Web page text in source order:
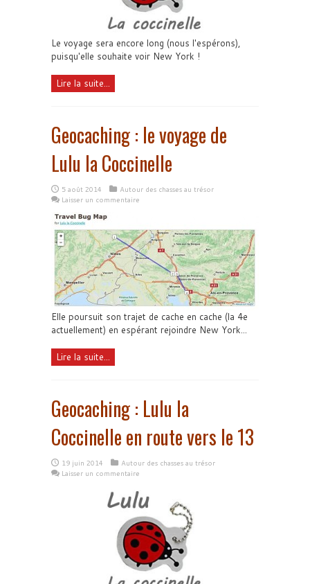
Le voyage sera encore long (nous l'espérons),
puisqu'elle souhaite voir New York !
Lire la suite...
Geocaching : le voyage de
Lulu la Coccinelle
5 août 2014
Autour des chasses au trésor
Laisser un commentaire
Elle poursuit son trajet de cache en cache (la 4e
actuellement) en espérant rejoindre New York...
Lire la suite...
Geocaching : Lulu la
Coccinelle en route vers le 13
19 juin 2014
Autour des chasses au trésor
Laisser un commentaire